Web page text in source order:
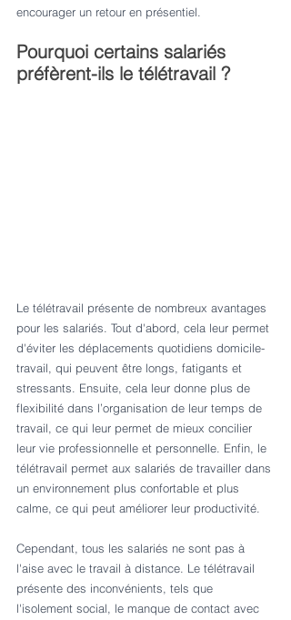
encourager un retour en présentiel.
Pourquoi certains salariés
préfèrent-ils le télétravail ?
Le télétravail présente de nombreux avantages
pour les salariés. Tout d'abord, cela leur permet
d'éviter les déplacements quotidiens domicile-
travail, qui peuvent être longs, fatigants et
stressants. Ensuite, cela leur donne plus de
flexibilité dans l’organisation de leur temps de
travail, ce qui leur permet de mieux concilier
leur vie professionnelle et personnelle. Enfin, le
télétravail permet aux salariés de travailler dans
un environnement plus confortable et plus
calme, ce qui peut améliorer leur productivité.
Cependant, tous les salariés ne sont pas à
l'aise avec le travail à distance. Le télétravail
présente des inconvénients, tels que
l'isolement social, le manque de contact avec